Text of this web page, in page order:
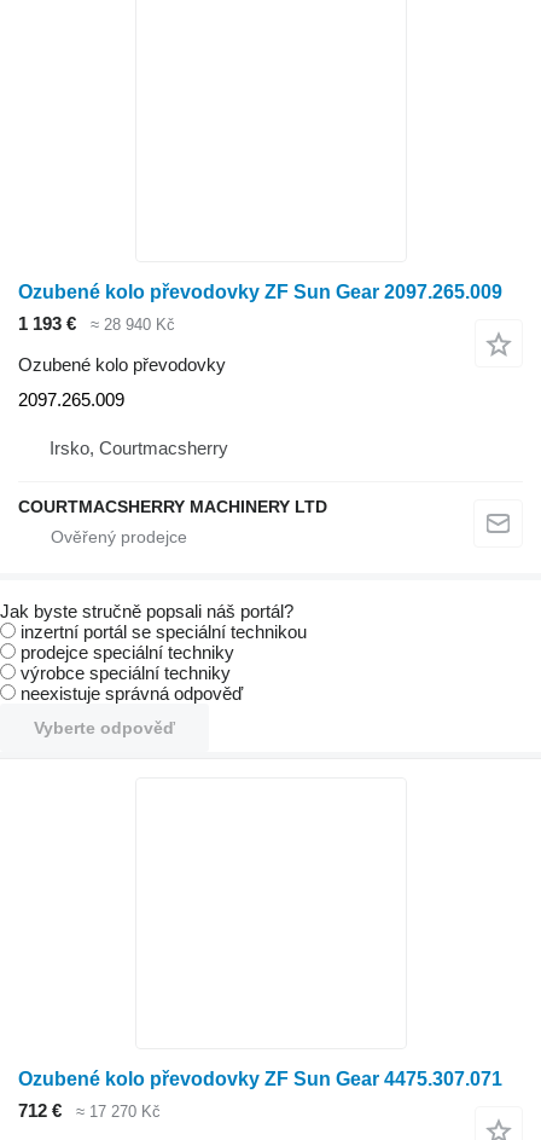
Ozubené kolo převodovky ZF Sun Gear 2097.265.009
1 193 €
≈ 28 940 Kč
Ozubené kolo převodovky
2097.265.009
Irsko, Courtmacsherry
COURTMACSHERRY MACHINERY LTD
Jak byste stručně popsali náš portál?
inzertní portál se speciální technikou
prodejce speciální techniky
výrobce speciální techniky
neexistuje správná odpověď
Vyberte odpověď
Ozubené kolo převodovky ZF Sun Gear 4475.307.071
712 €
≈ 17 270 Kč